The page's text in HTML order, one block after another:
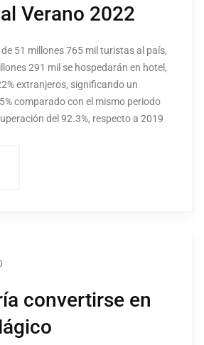
Verano 2022
51 millones 765 mil turistas al país,
291 mil se hospedarán en hotel,
extranjeros, significando un
comparado con el mismo periodo
del 92.3%, respecto a 2019
convertirse en